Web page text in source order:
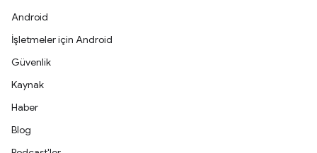
Android
İşletmeler için Android
Güvenlik
Kaynak
Haber
Blog